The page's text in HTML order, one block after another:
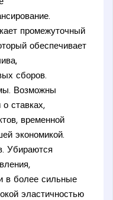
промежуточный
обеспечивает
сборов.
Возможны
о ставках,
временной
экономикой.
Убираются
в более сильные
эластичностью